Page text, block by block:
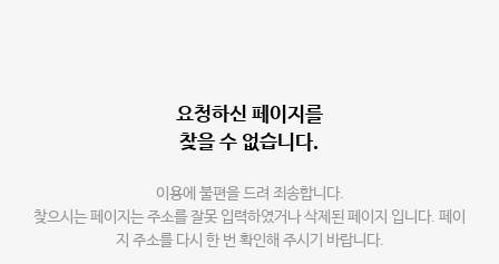
요청하신 페이지를
찾을 수 없습니다.
이용에 불편을 드려 죄송합니다.
찾으시는 페이지는 주소를 잘못 입력하였거나 삭제된 페이지 입니다. 페이
지 주소를 다시 한 번 확인해 주시기 바랍니다.